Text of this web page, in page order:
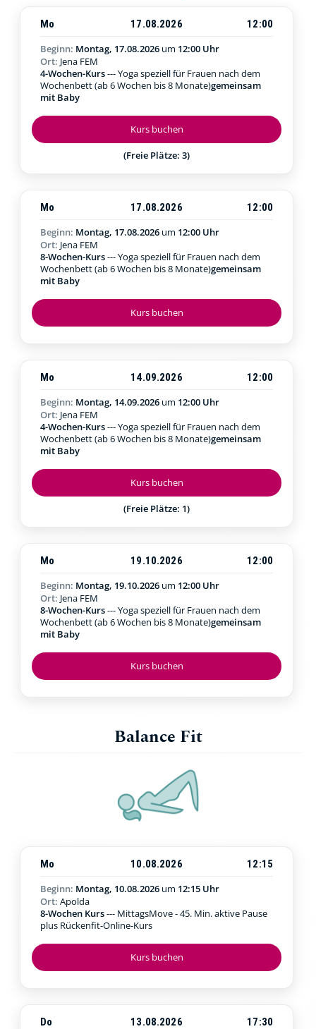
Kurs buchen
(Freie Plätze: 3)
Mo 17.08.2026
12:00
Beginn: Montag, 17.08.2026 um 12:00 Uhr
Ort: Jena FEM
4-Wochen-Kurs--- Yoga speziell für Frauen nach dem
Wochenbett (ab 6 Wochen bis 8 Monate)gemeinsam
mit Baby
Kurs buchen
Mo 17.08.2026
12:00
Beginn: Montag, 17.08.2026 um 12:00 Uhr
Ort: Jena FEM
8-Wochen-Kurs--- Yoga speziell für Frauen nach dem
Wochenbett (ab 6 Wochen bis 8 Monate)gemeinsam
mit Baby
Kurs buchen
(Freie Plätze: 1)
Mo 14.09.2026
12:00
Beginn: Montag, 14.09.2026 um 12:00 Uhr
Ort: Jena FEM
4-Wochen-Kurs--- Yoga speziell für Frauen nach dem
Wochenbett (ab 6 Wochen bis 8 Monate)gemeinsam
mit Baby
Kurs buchen
Mo 19.10.2026
12:00
Beginn: Montag, 19.10.2026 um 12:00 Uhr
Ort: Jena FEM
8-Wochen-Kurs--- Yoga speziell für Frauen nach dem
Wochenbett (ab 6 Wochen bis 8 Monate)gemeinsam
mit Baby
Balance Fit
Kurs buchen
Mo 10.08.2026
12:15
Beginn: Montag, 10.08.2026 um 12:15 Uhr
Ort: Apolda
8-Wochen Kurs--- MittagsMove - 45. Min. aktive Pause
plus Rückenfit-Online-Kurs
Do 13.08.2026
17:30